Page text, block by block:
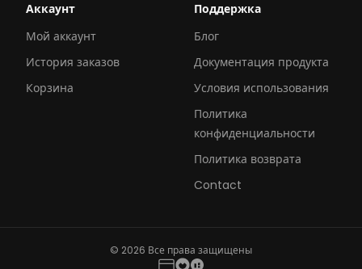
Аккаунт
Мой аккаунт
История заказов
Корзина
Поддержка
Блог
Документация продукта
Условия использования
Политика
конфиденциальности
Политика возврата
Contact
© 2026 Все права защищены